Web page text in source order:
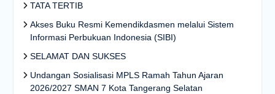
TATA TERTIB
Akses Buku Resmi Kemendikdasmen melalui Sistem
Informasi Perbukuan Indonesia (SIBI)
SELAMAT DAN SUKSES
Undangan Sosialisasi MPLS Ramah Tahun Ajaran
2026/2027 SMAN 7 Kota Tangerang Selatan